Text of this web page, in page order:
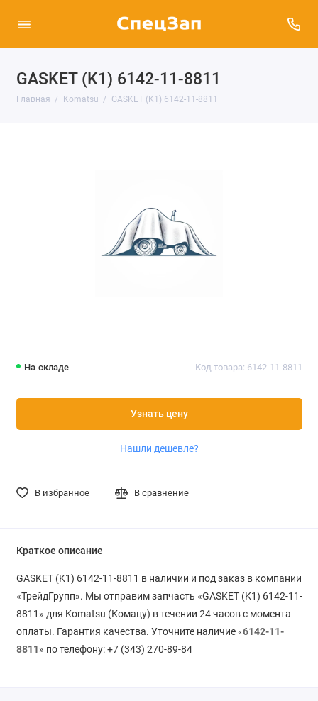
GASKET (K1) 6142-11-8811
Главная Komatsu GASKET (K1) 6142-11-8811
На складе Код товара: 6142-11-8811
Узнать цену
Нашли дешевле?
В избранное В сравнение
Краткое описание
GASKET (K1) 6142-11-8811 в наличии и под заказ в компании
«ТрейдГрупп». Мы отправим запчасть «GASKET (K1) 6142-11-
8811» для Komatsu (Комацу) в течении 24 часов с момента
оплаты. Гарантия качества. Уточните наличие «6142-11-
8811» по телефону: +7 (343) 270-89-84